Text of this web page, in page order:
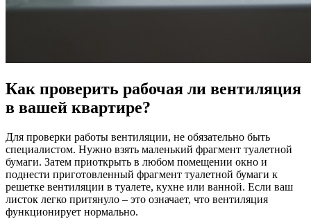
Как проверить рабочая ли вентиляция
в вашей квартире?
Для проверки работы вентиляции, не обязательно быть
специалистом. Нужно взять маленький фрагмент туалетной
бумаги. Затем приоткрыть в любом помещении окно и
поднести приготовленный фрагмент туалетной бумаги к
решетке вентиляции в туалете, кухне или ванной. Если ваш
листок легко притянуло – это означает, что вентиляция
функционирует нормально.